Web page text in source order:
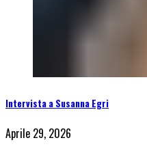
Intervista a Susanna Egri
Aprile 29, 2026